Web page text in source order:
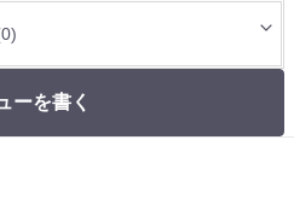
ーを書く